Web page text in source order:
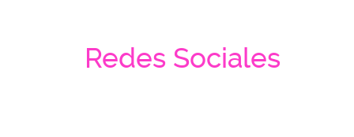
Redes Sociales